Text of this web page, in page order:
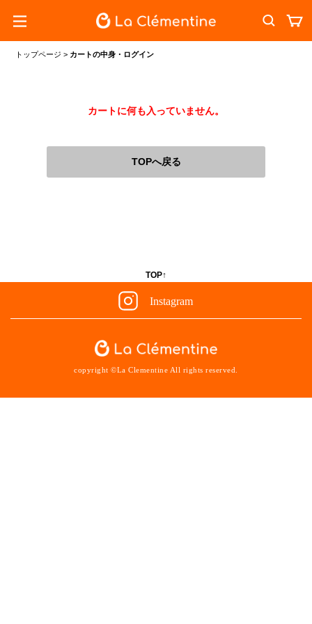
トップページ > カートの中身・ログイン
カートに何も入っていません。
TOPへ戻る
TOP↑
Instagram
copyright ©La Clementine All rights reserved.